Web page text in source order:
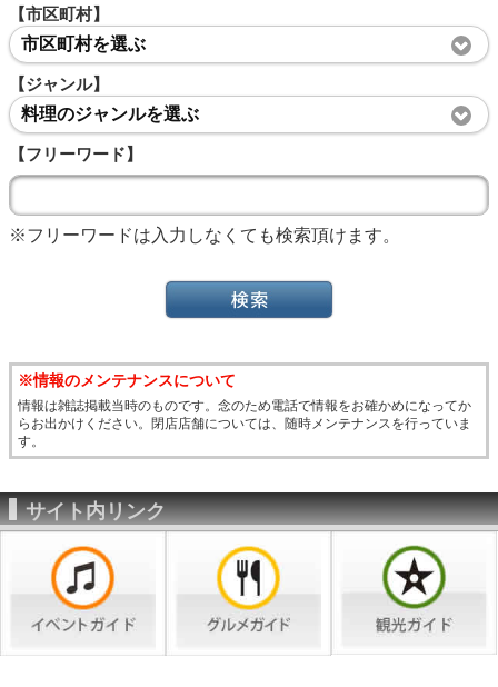
【市区町村】
市区町村を選ぶ
【ジャンル】
料理のジャンルを選ぶ
【フリーワード】
※フリーワードは入力しなくても検索頂けます。
※情報のメンテナンスについて
情報は雑誌掲載当時のものです。念のため電話で情報をお確かめになってか
らお出かけください。閉店店舗については、随時メンテナンスを行っていま
す。
サイト内リンク